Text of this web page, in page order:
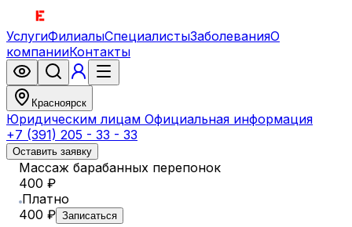
УслугиФилиалыСпециалистыЗаболеванияО
компанииКонтакты
Красноярск
Юридическим лицам Официальная информация
+7 (391) 205 - 33 - 33
Оставить заявку
Массаж барабанных перепонок
400 ₽
Платно
400 ₽ Записаться